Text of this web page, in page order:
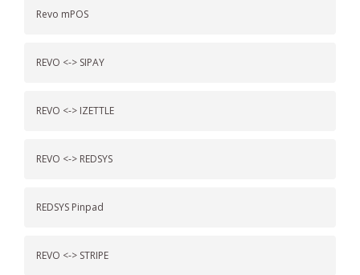
Revo mPOS
REVO <-> SIPAY
REVO <-> IZETTLE
REVO <-> REDSYS
REDSYS Pinpad
REVO <-> STRIPE